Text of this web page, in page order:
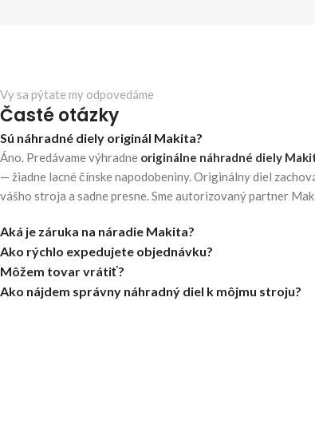
Vy sa pýtate my odpovedáme
Časté otázky
Sú náhradné diely originál Makita?
Áno. Predávame výhradne originálne náhradné diely
— žiadne lacné čínske napodobeniny. Originálny diel
vášho stroja a sadne presne. Sme autorizovaný partner
Aká je záruka na náradie Makita?
Ako rýchlo expedujete objednávku?
Môžem tovar vrátiť?
Ako nájdem správny náhradný diel k môjmu stroju?